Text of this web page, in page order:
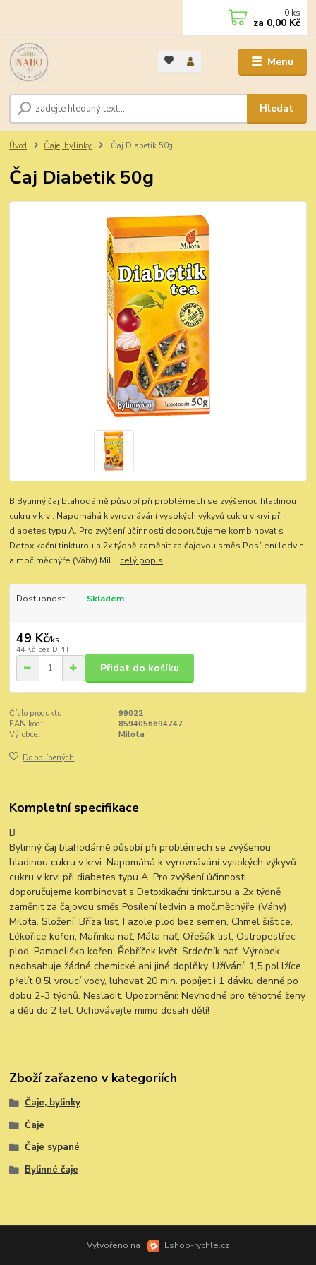
Menu
Hledat
0 ks
za 0,00 Kč
Úvod Čaje, bylinky Čaj Diabetik 50g
Čaj Diabetik 50g
B Bylinný čaj blahodárně působí při problémech se zvýšenou hladinou
cukru v krvi. Napomáhá k vyrovnávání vysokých výkyvů cukru v krvi při
diabetes typu A. Pro zvýšení účinnosti doporučujeme kombinovat s
Detoxikační tinkturou a 2x týdně zaměnit za čajovou směs Posílení ledvin
a moč.měchýře (Váhy) Mil... celý popis
Dostupnost Skladem
49 Kč/ks
44 Kč bez DPH
Přidat do košíku
Číslo produktu:
99022
EAN kód:
8594056694747
Výrobce:
Milota
Do oblíbených
Kompletní specifikace
B
Bylinný čaj blahodárně působí při problémech se zvýšenou
hladinou cukru v krvi. Napomáhá k vyrovnávání vysokých výkyvů
cukru v krvi při diabetes typu A. Pro zvýšení účinnosti
doporučujeme kombinovat s Detoxikační tinkturou a 2x týdně
zaměnit za čajovou směs Posílení ledvin a moč.měchýře (Váhy)
Milota. Složení: Bříza list, Fazole plod bez semen, Chmel šištice,
Lékořice kořen, Mařinka nať, Máta nať, Ořešák list, Ostropestřec
plod, Pampeliška kořen, Řebříček květ, Srdečník nať. Výrobek
neobsahuje žádné chemické ani jiné doplňky. Užívání: 1,5 pol.lžíce
přelít 0,5l vroucí vody, luhovat 20 min. popíjet i 1 dávku denně po
dobu 2-3 týdnů. Nesladit. Upozornění: Nevhodné pro těhotné ženy
a děti do 2 let. Uchovávejte mimo dosah dětí!
Zboží zařazeno v kategoriích
Čaje, bylinky
Čaje
Čaje sypané
Bylinné čaje
Vytvořeno na Eshop-rychle.cz